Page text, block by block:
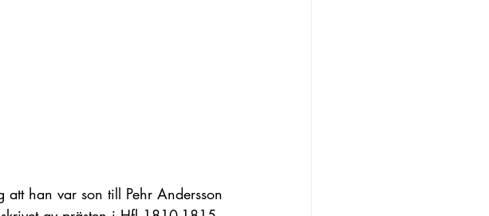
han var son till Pehr Andersson